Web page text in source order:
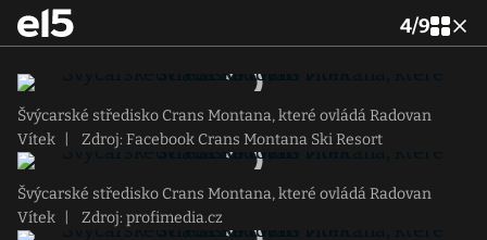
4/9
Švýcarské středisko Crans Montana, které ovládá Radovan
Vítek
Zdroj: Facebook Crans Montana Ski Resort
Švýcarské středisko Crans Montana, které ovládá Radovan
Vítek
Zdroj: profimedia.cz